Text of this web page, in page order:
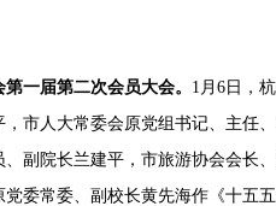
一届第二次会员大会。 1月6日，
市人大常委会原党组书记、主任
副院长兰建平，市旅游协会会长
委常委、副校长黄先海作《十五